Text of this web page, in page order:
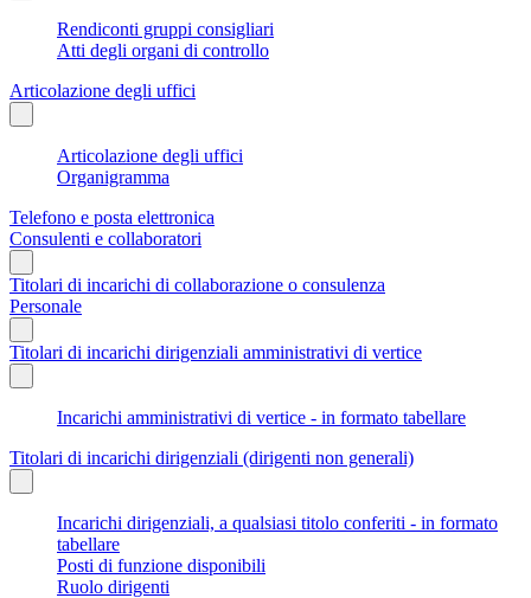
Rendiconti gruppi consigliari
Atti degli organi di controllo
Articolazione degli uffici
Articolazione degli uffici
Organigramma
Telefono e posta elettronica
Consulenti e collaboratori
Titolari di incarichi di collaborazione o consulenza
Personale
Titolari di incarichi dirigenziali amministrativi di vertice
Incarichi amministrativi di vertice - in formato tabellare
Titolari di incarichi dirigenziali (dirigenti non generali)
Incarichi dirigenziali, a qualsiasi titolo conferiti - in formato
tabellare
Posti di funzione disponibili
Ruolo dirigenti